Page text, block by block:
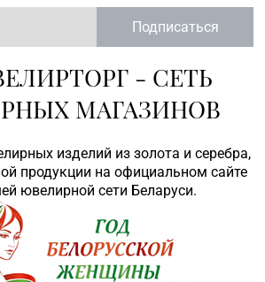
Подписаться
- СЕТЬ
МАГАЗИНОВ
изделий из золота и серебра,
продукции на официальном сайте
ювелирной сети Беларуси.